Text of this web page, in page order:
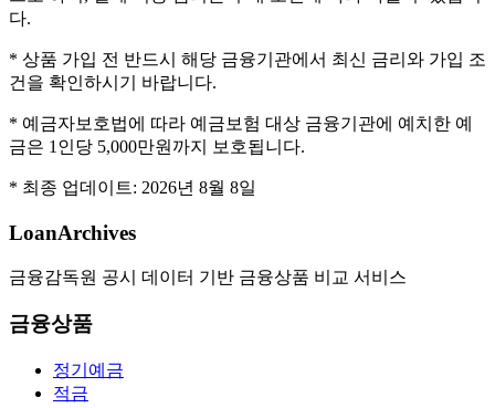
다.
* 상품 가입 전 반드시 해당 금융기관에서 최신 금리와 가입 조
건을 확인하시기 바랍니다.
* 예금자보호법에 따라 예금보험 대상 금융기관에 예치한 예
금은 1인당 5,000만원까지 보호됩니다.
* 최종 업데이트: 2026년 8월 8일
LoanArchives
금융감독원 공시 데이터 기반 금융상품 비교 서비스
금융상품
정기예금
적금